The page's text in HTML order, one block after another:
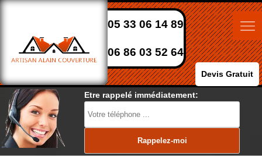
05 33 06 14 89
06 86 03 52 64
Devis Gratuit
Etre rappelé immédiatement: